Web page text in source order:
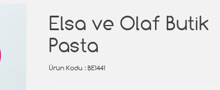
Elsa ve Olaf Butik
Pasta
Ürün Kodu : BE1441